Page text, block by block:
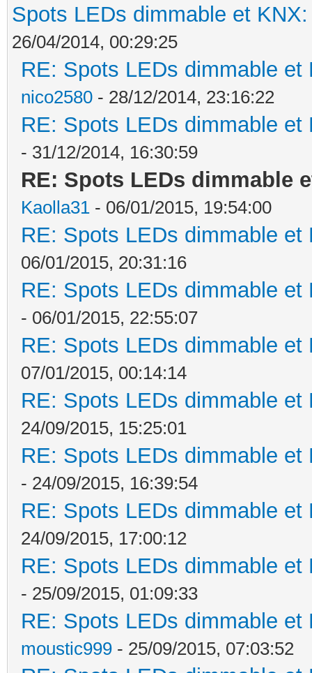
Spots LEDs dimmable et
26/04/2014, 00:29:25
RE: Spots LEDs dimmable
nico2580 - 28/12/2014, 23:16:22
RE: Spots LEDs dimmable
- 31/12/2014, 16:30:59
RE: Spots LEDs dimmable
Kaolla31 - 06/01/2015, 19:54:00
RE: Spots LEDs dimmable
06/01/2015, 20:31:16
RE: Spots LEDs dimmable
- 06/01/2015, 22:55:07
RE: Spots LEDs dimmable
07/01/2015, 00:14:14
RE: Spots LEDs dimmable
24/09/2015, 15:25:01
RE: Spots LEDs dimmable
- 24/09/2015, 16:39:54
RE: Spots LEDs dimmable
24/09/2015, 17:00:12
RE: Spots LEDs dimmable
- 25/09/2015, 01:09:33
RE: Spots LEDs dimmable
moustic999 - 25/09/2015, 07:03:52